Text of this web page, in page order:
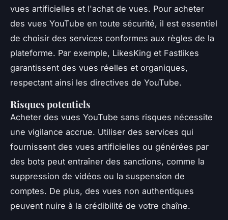
vues artificielles et l'achat de vues. Pour acheter
des vues YouTube en toute sécurité, il est essentiel
de choisir des services conformes aux règles de la
plateforme. Par exemple, LikesKing et Fastlikes
garantissent des vues réelles et organiques,
respectant ainsi les directives de YouTube.
Risques potentiels
Acheter des vues YouTube sans risques nécessite
une vigilance accrue. Utiliser des services qui
fournissent des vues artificielles ou générées par
des bots peut entraîner des sanctions, comme la
suppression de vidéos ou la suspension de
comptes. De plus, des vues non authentiques
peuvent nuire à la crédibilité de votre chaîne.